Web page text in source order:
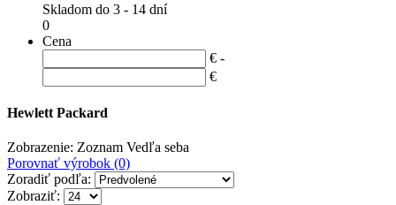
Skladom do 3 - 14 dní
0
Cena
€ -
€
Hewlett Packard
Zobrazenie: Zoznam Vedľa seba
Porovnať výrobok (0)
Zoradiť podľa:
Zobraziť: